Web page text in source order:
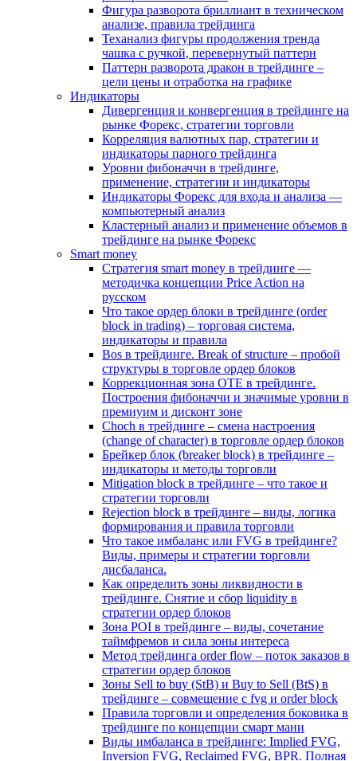
Фигура разворота бриллиант в техническом
анализе, правила трейдинга
Теханализ фигуры продолжения тренда
чашка с ручкой, перевернутый паттерн
Паттерн разворота дракон в трейдинге –
цели цены и отработка на графике
Индикаторы
Дивергенция и конвергенция в трейдинге на
рынке Форекс, стратегии торговли
Корреляция валютных пар, стратегии и
индикаторы парного трейдинга
Уровни фибоначчи в трейдинге,
применение, стратегии и индикаторы
Индикаторы Форекс для входа и анализа —
компьютерный анализ
Кластерный анализ и применение объемов в
трейдинге на рынке Форекс
Smart money
Стратегия smart money в трейдинге —
методичка концепции Price Action на
русском
Что такое ордер блоки в трейдинге (order
block in trading) – торговая система,
индикаторы и правила
Bos в трейдинге. Break of structure – пробой
структуры в торговле ордер блоков
Коррекционная зона OTE в трейдинге.
Построения фибоначчи и значимые уровни в
премиуим и дисконт зоне
Choch в трейдинге – смена настроения
(change of character) в торговле ордер блоков
Брейкер блок (breaker block) в трейдинге –
индикаторы и методы торговли
Mitigation block в трейдинге – что такое и
стратегии торговли
Rejection block в трейдинге – виды, логика
формирования и правила торговли
Что такое имбаланс или FVG в трейдинге?
Виды, примеры и стратегии торговли
дисбаланса.
Как определить зоны ликвидности в
трейдинге. Снятие и сбор liquidity в
стратегии ордер блоков
Зона POI в трейдинге – виды, сочетание
таймфремов и сила зоны интереса
Метод трейдинга order flow – поток заказов в
стратегии ордер блоков
Зоны Sell to buy (StB) и Buy to Sell (BtS) в
трейдинге – совмещение с fvg и order block
Правила торговли и определения боковика в
трейдинге по концепции смарт мани
Виды имбаланса в трейдинге: Implied FVG,
Inversion FVG, Reclaimed FVG, BPR. Полная